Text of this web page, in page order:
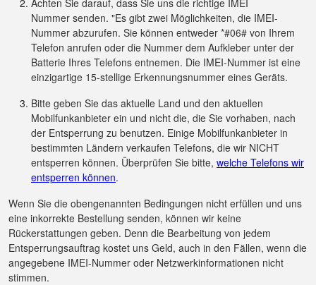
Achten Sie darauf, dass Sie uns die richtige IMEI
Nummer senden. "Es gibt zwei Möglichkeiten, die IMEI-
Nummer abzurufen. Sie können entweder *#06# von Ihrem
Telefon anrufen oder die Nummer dem Aufkleber unter der
Batterie Ihres Telefons entnemen. Die IMEI-Nummer ist eine
einzigartige 15-stellige Erkennungsnummer eines Geräts.
Bitte geben Sie das aktuelle Land und den aktuellen
Mobilfunkanbieter ein und nicht die, die Sie vorhaben, nach
der Entsperrung zu benutzen. Einige Mobilfunkanbieter in
bestimmten Ländern verkaufen Telefons, die wir NICHT
entsperren können. Überprüfen Sie bitte, welche Telefons wir
entsperren können.
Wenn Sie die obengenannten Bedingungen nicht erfüllen und uns
eine inkorrekte Bestellung senden, können wir keine
Rückerstattungen geben. Denn die Bearbeitung von jedem
Entsperrungsauftrag kostet uns Geld, auch in den Fällen, wenn die
angegebene IMEI-Nummer oder Netzwerkinformationen nicht
stimmen.